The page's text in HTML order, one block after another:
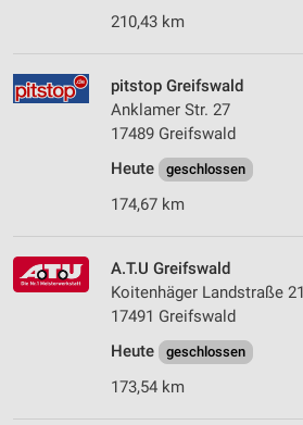
210,43 km
pitstop Greifswald
Anklamer Str. 27
17489 Greifswald
Heute
geschlossen
174,67 km
A.T.U Greifswald
Koitenhäger Landstraße 21
17491 Greifswald
Heute
geschlossen
173,54 km